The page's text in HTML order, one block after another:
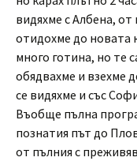
видяхме с Албена,
отидохме до новата
много готина, но те
обядвахме и взехме
се видяхме и със
Въобще пълна
познатия път до
от пълния с